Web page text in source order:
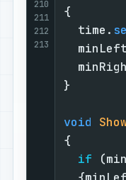
210
211
212
213
  time.
void
if